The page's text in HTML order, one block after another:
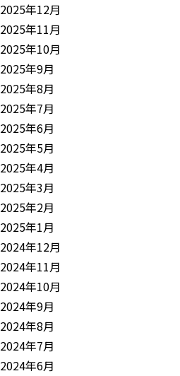
2025年12月
2025年11月
2025年10月
2025年9月
2025年8月
2025年7月
2025年6月
2025年5月
2025年4月
2025年3月
2025年2月
2025年1月
2024年12月
2024年11月
2024年10月
2024年9月
2024年8月
2024年7月
2024年6月